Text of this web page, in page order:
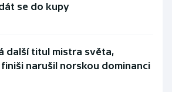
se do kupy
další titul mistra světa,
finiši narušil norskou dominanci